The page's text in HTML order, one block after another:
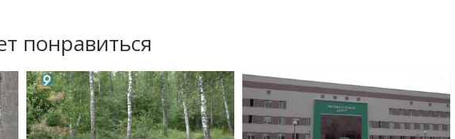
понравиться